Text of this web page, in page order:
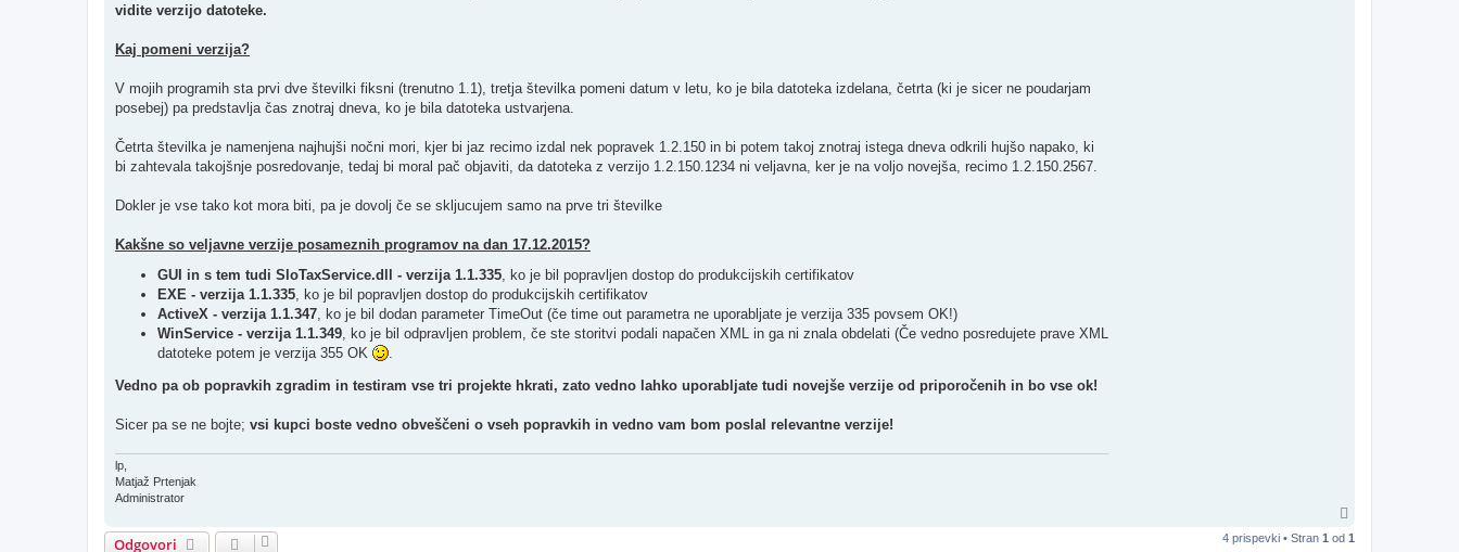
vidite verzijo datoteke.
Kaj pomeni verzija?
V mojih programih sta prvi dve številki fiksni (trenutno 1.1), tretja številka pomeni datum v letu, ko je bila datoteka izdelana, četrta (ki je sicer ne poudarjam
posebej) pa predstavlja čas znotraj dneva, ko je bila datoteka ustvarjena.
Četrta številka je namenjena najhujši nočni mori, kjer bi jaz recimo izdal nek popravek 1.2.150 in bi potem takoj znotraj istega dneva odkrili hujšo napako, ki
bi zahtevala takojšnje posredovanje, tedaj bi moral pač objaviti, da datoteka z verzijo 1.2.150.1234 ni veljavna, ker je na voljo novejša, recimo 1.2.150.2567.
Dokler je vse tako kot mora biti, pa je dovolj če se skljucujem samo na prve tri številke
Kakšne so veljavne verzije posameznih programov na dan 17.12.2015?
GUI in s tem tudi SloTaxService.dll - verzija 1.1.335, ko je bil popravljen dostop do produkcijskih certifikatov
EXE - verzija 1.1.335, ko je bil popravljen dostop do produkcijskih certifikatov
ActiveX - verzija 1.1.347, ko je bil dodan parameter TimeOut (če time out parametra ne uporabljate je verzija 335 povsem OK!)
WinService - verzija 1.1.349, ko je bil odpravljen problem, če ste storitvi podali napačen XML in ga ni znala obdelati (Če vedno posredujete prave XML
datoteke potem je verzija 355 OK
.
Vedno pa ob popravkih zgradim in testiram vse tri projekte hkrati, zato vedno lahko uporabljate tudi novejše verzije od priporočenih in bo vse ok!
Sicer pa se ne bojte; vsi kupci boste vedno obveščeni o vseh popravkih in vedno vam bom poslal relevantne verzije!
lp,
Matjaž Prtenjak
Administrator
v
Odgovori 4 prispevki • Stran 1 od 1